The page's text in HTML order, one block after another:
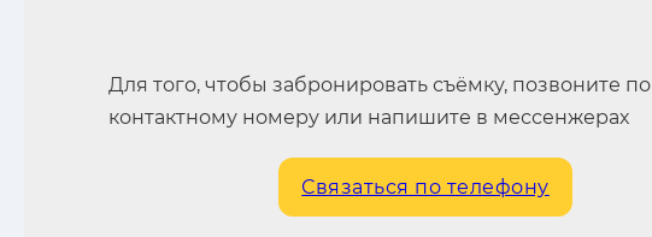
Для того, чтобы забронировать съёмку, позвоните по
контактному номеру или напишите в мессенжерах
Связаться по телефону